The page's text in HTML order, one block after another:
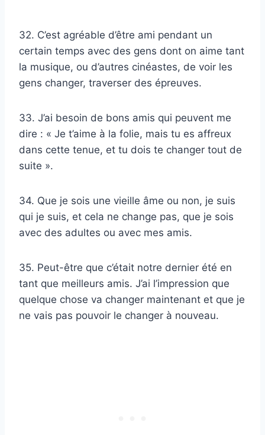
32. C’est agréable d’être ami pendant un
certain temps avec des gens dont on aime tant
la musique, ou d’autres cinéastes, de voir les
gens changer, traverser des épreuves.
33. J’ai besoin de bons amis qui peuvent me
dire : « Je t’aime à la folie, mais tu es affreux
dans cette tenue, et tu dois te changer tout de
suite ».
34. Que je sois une vieille âme ou non, je suis
qui je suis, et cela ne change pas, que je sois
avec des adultes ou avec mes amis.
35. Peut-être que c’était notre dernier été en
tant que meilleurs amis. J’ai l’impression que
quelque chose va changer maintenant et que je
ne vais pas pouvoir le changer à nouveau.